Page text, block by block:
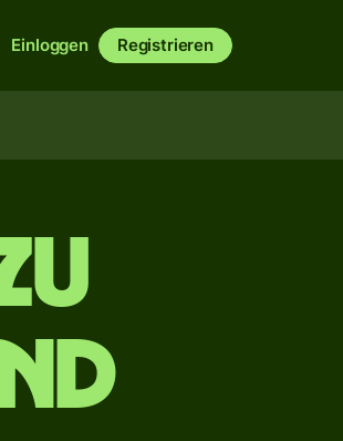
Einloggen Registrieren